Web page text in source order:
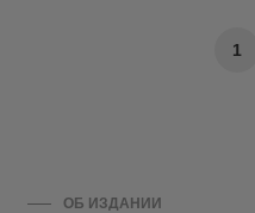
1
ОБ ИЗДАНИИ